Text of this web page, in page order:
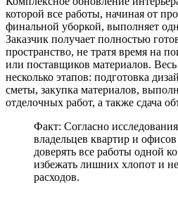
которой все работы, начиная от
финальной уборкой, выполняет
Заказчик получает полностью
пространство, не тратя время на
или поставщиков материалов.
несколько этапов: подготовка
сметы, закупка материалов,
отделочных работ, а также сдача
Факт: Согласно
владельцев квартир и
доверять все работы одной
избежать лишних хлопот и
расходов.